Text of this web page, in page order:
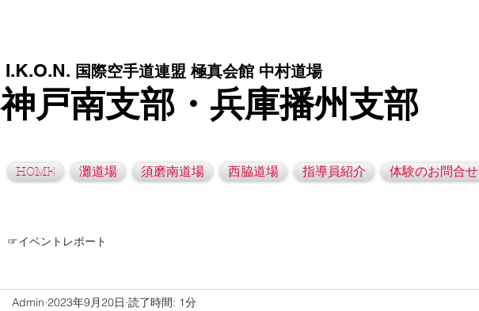
I.K.O.N. 国際空手道連盟 極真会館 中村道場
神戸南支部・兵庫播州支部
HOME 灘道場 須磨南道場 西脇道場 指導員紹介 体験のお問合せ
☞イベントレポート
Admin 2023年9月20日 読了時間: 1分